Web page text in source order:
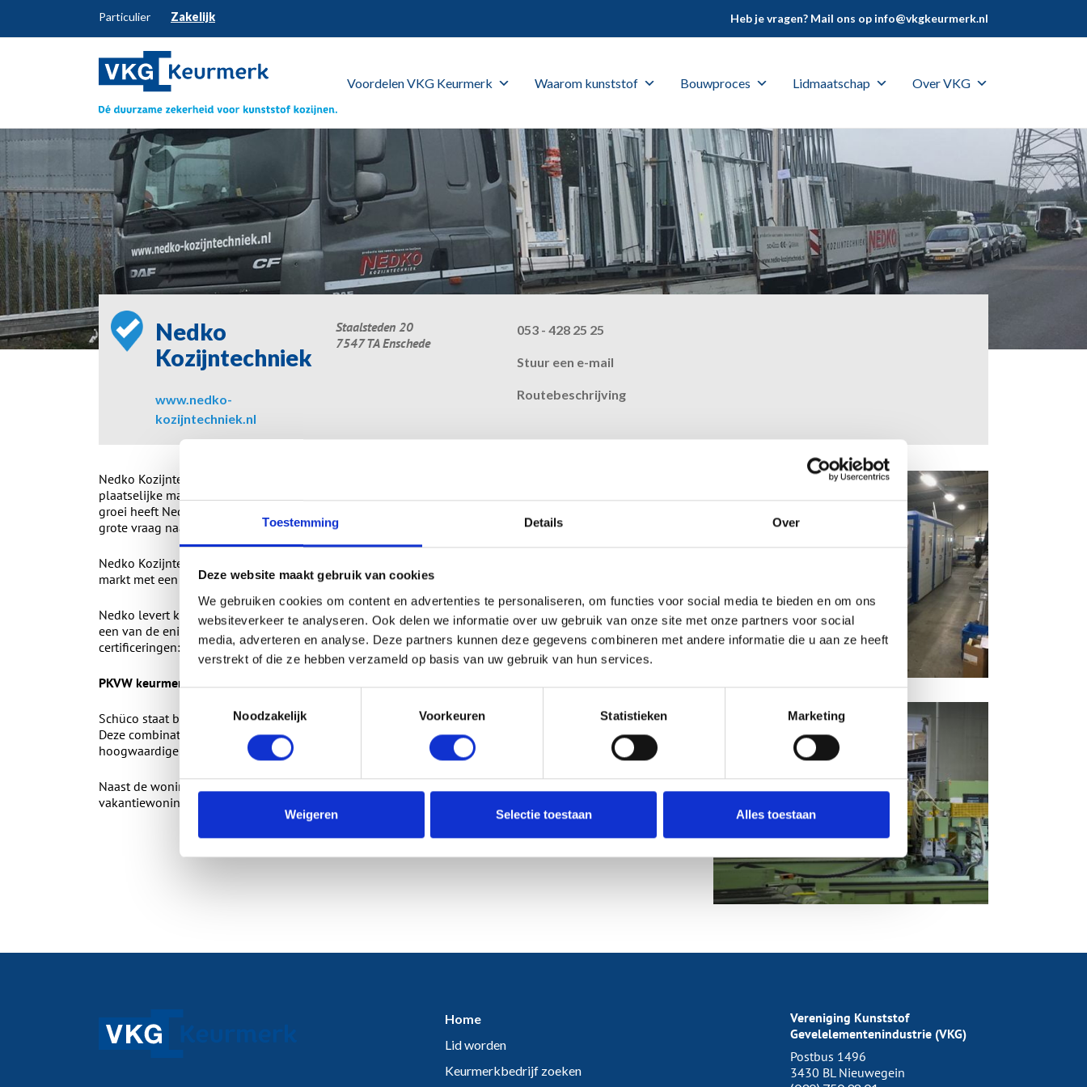
Toestemming Details Over
Deze website maakt gebruik van cookies
We gebruiken cookies om content en advertenties te personaliseren, om functies voor social media te bieden en om ons
websiteverkeer te analyseren. Ook delen we informatie over uw gebruik van onze site met onze partners voor social
media, adverteren en analyse. Deze partners kunnen deze gegevens combineren met andere informatie die u aan ze heeft
verstrekt of die ze hebben verzameld op basis van uw gebruik van hun services.
Noodzakelijk
Voorkeuren Statistieken Marketing
Weigeren Selectie toestaan Alles toestaan
Particulier Zakelijk Heb je vragen? Mail ons op info@vkgkeurmerk.nl
Voordelen VKG Keurmerk Waarom kunststof Bouwproces Lidmaatschap Over VKG
Nedko
Kozijntechniek
www.nedko-
kozijntechniek.nl
Staalsteden 20
7547 TA Enschede
053 - 428 25 25
Stuur een e-mail
Routebeschrijving
Nedko Kozijntechniek is in 1991 opgericht en gestart met de productie van kunststof kozijnen voor de
plaatselijke markt. In de loop der jaren is de productie uitgebreid met een landelijke markt. Door enorme
groei heeft Nedko Kozijntechniek in 2005 besloten om een extra pand in gebruik te nemen om aan de
grote vraag naar kunststof kozijnen te voldoen.
Nedko Kozijntechniek is inmiddels uitgegroeid tot één van de bekendste spelers op de Nederlandse
markt met een landelijke dekking!
Nedko levert kwaliteitsproducten van het merk Schüco die voldoen aan verschillende certificeringen. Als
een van de enige fabrikanten in Nederland werken wij volgens de voorschriften van de volgende
certificeringen:
PKVW keurmerk, VKG Keurmerk, Stichting Kwaliteit Gevelbouw en KOMO.
Schüco staat bekend als een modern en strak profiel en heeft daarentegen een landelijke uitstraling.
Deze combinatie geeft onze klanten dan ook veel mogelijkheden. Daar komt bij dat wij ook de kwalitatief
hoogwaardige hefschuifdeur van Schüco produceren.
Naast de woningbouw produceert Nedko ook volop voor de recreatiemarkt. Hierbij kunt u denken aan
vakantiewoningen en chalets.
Home
Lid worden
Keurmerkbedrijf zoeken
Vereniging Kunststof
Gevelelementenindustrie (VKG)
Postbus 1496
3430 BL Nieuwegein